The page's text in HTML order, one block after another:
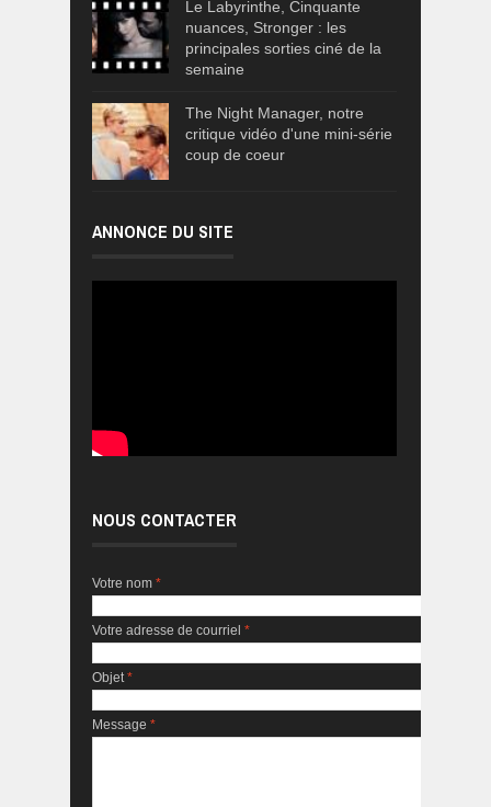
Le Labyrinthe, Cinquante
nuances, Stronger : les
principales sorties ciné de la
semaine
The Night Manager, notre
critique vidéo d'une mini-série
coup de coeur
ANNONCE DU SITE
NOUS CONTACTER
Votre nom *
Votre adresse de courriel *
Objet *
Message *